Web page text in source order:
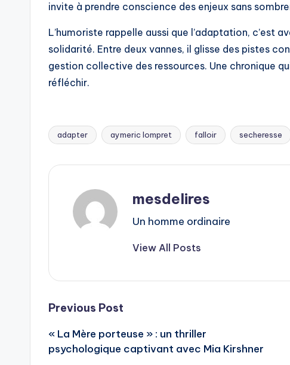
invite à prendre conscience des enjeux sans
L’humoriste rappelle aussi que l’adaptation, c’est
solidarité. Entre deux vannes, il glisse des pistes
gestion collective des ressources. Une chronique
réfléchir.
Tags:
adapter aymeric lompret falloir secheresse
mesdelires
Un homme ordinaire
View All Posts
Post
navigation
Previous Post
« La Mère porteuse » : un thriller
psychologique captivant avec Mia Kirshner